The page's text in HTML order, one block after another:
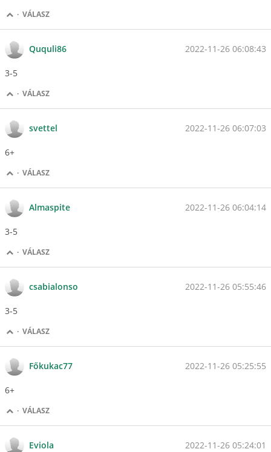
· VÁLASZ
Ququli86 2022-11-26 06:08:43
3-5
· VÁLASZ
svettel 2022-11-26 06:07:03
6+
· VÁLASZ
Almaspite 2022-11-26 06:04:14
3-5
· VÁLASZ
csabialonso 2022-11-26 05:55:46
3-5
· VÁLASZ
Főkukac77 2022-11-26 05:25:55
6+
· VÁLASZ
Eviola 2022-11-26 05:24:01